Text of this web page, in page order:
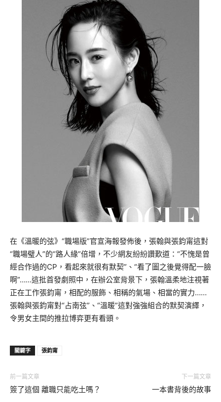
在《溫暖的弦》“職場版”官宣海報發佈後，張翰與張鈞甯這對
“職場璧人”的“路人緣”倍增，不少網友紛紛讚歎道：“不愧是曾
經合作過的CP，看起來就很有默契”、“看了圖之後覺得配一臉
啊”……這批首發劇照中，在辦公室背景下，張翰溫柔地注視著
正在工作張鈞甯，相配的服飾、相稱的氣場、相當的實力……
張翰與張鈞甯對“占南弦”、“溫暖”這對強強組合的默契演繹，
令男女主間的推拉博弈更有看頭。
關鍵字 張鈞甯
前一篇文章
簽了這個 離職只能吃土嗎？
下一篇文章
一本書背後的故事